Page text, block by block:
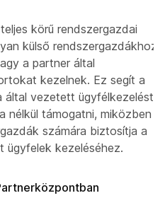
körű rendszergazdai
külső rendszergazdákhoz,
a partner által
kezelnek. Ez segít a
vezetett ügyfélkezelést
támogatni, miközben a
számára biztosítja a
ügyfelek kezeléséhez.